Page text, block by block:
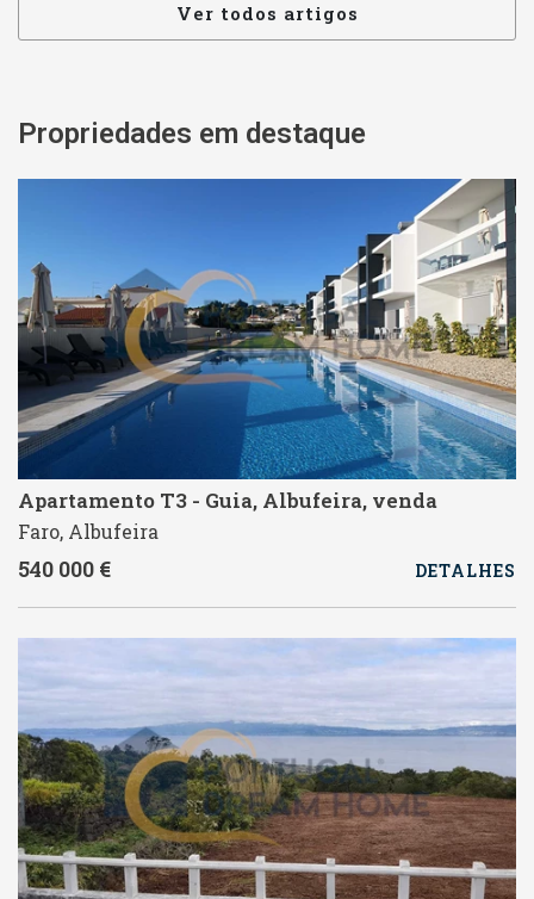
Ver todos artigos
Propriedades em destaque
Apartamento T3 - Guia, Albufeira, venda
Faro, Albufeira
540 000 € DETALHES